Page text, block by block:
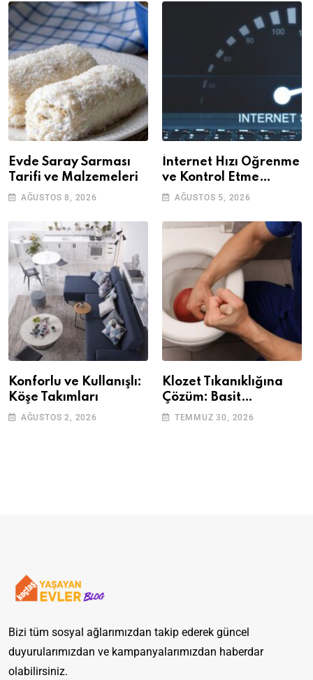
Evde Saray Sarması
Tarifi ve Malzemeleri
AĞUSTOS 8, 2026
İnternet Hızı Öğrenme
ve Kontrol Etme
Yöntemleri
AĞUSTOS 5, 2026
Konforlu ve Kullanışlı:
Köşe Takımları
AĞUSTOS 2, 2026
Klozet Tıkanıklığına
Çözüm: Basit
Adımlarla Klozetinizi
TEMMUZ 30, 2026
Bizi tüm sosyal ağlarımızdan takip ederek güncel
duyurularımızdan ve kampanyalarımızdan haberdar
olabilirsiniz.